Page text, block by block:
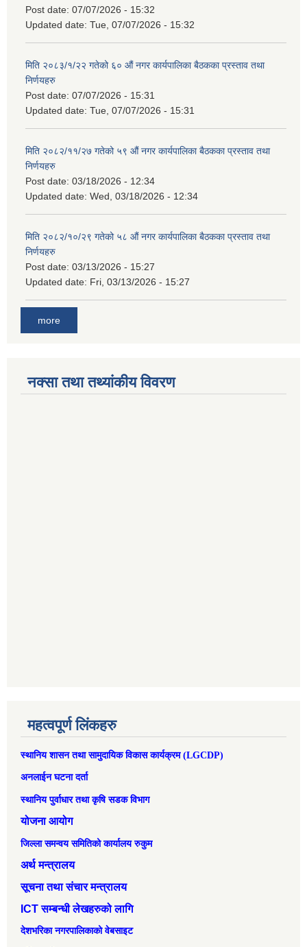
Post date: 07/07/2026 - 15:32
Updated date: Tue, 07/07/2026 - 15:32
मिति २०८३/१/२२ गतेको ६० औं नगर कार्यपालिका बैठकका प्रस्ताव तथा
निर्णयहरु
Post date: 07/07/2026 - 15:31
Updated date: Tue, 07/07/2026 - 15:31
मिति २०८२/११/२७ गतेको ५९ औं नगर कार्यपालिका बैठकका प्रस्ताव तथा
निर्णयहरु
Post date: 03/18/2026 - 12:34
Updated date: Wed, 03/18/2026 - 12:34
मिति २०८२/१०/२९ गतेको ५८ औं नगर कार्यपालिका बैठकका प्रस्ताव तथा
निर्णयहरु
Post date: 03/13/2026 - 15:27
Updated date: Fri, 03/13/2026 - 15:27
more
नक्सा तथा तथ्यांकीय विवरण
महत्वपूर्ण लिंकहरु
स्थानिय शासन तथा सामुदायिक विकास कार्यक्रम (LGCDP)
अनलाईन घटना दर्ता
स्थानिय पुर्वाधार तथा कृषि सडक विभाग
योजना आयोग
जिल्ला समन्वय समितिको कार्यालय रुकुम
अर्थ मन्त्रालय
सूचना तथा संचार मन्त्रालय
ICT सम्बन्धी लेखहरुको लागि
देशभरिका नगरपालिकाको वेबसाइट